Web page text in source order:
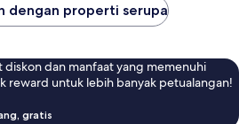
dengan properti serupa
diskon dan manfaat yang memenuhi
reward untuk lebih banyak petualangan!
gratis